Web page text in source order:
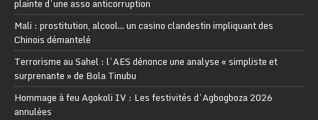
plainte d’une asso anticorruption
Mali : prostitution, alcool… un casino clandestin impliquant des
Chinois démantelé
Terrorisme au Sahel : l’AES dénonce une analyse « simpliste et
surprenante » de Bola Tinubu
Hommage à feu Agokoli IV : Les festivités d’Agbogboza 2026
annulées